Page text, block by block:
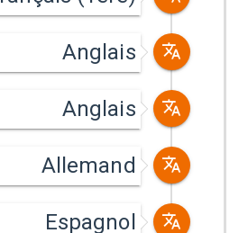
Anglais
Anglais
Allemand
Espagnol